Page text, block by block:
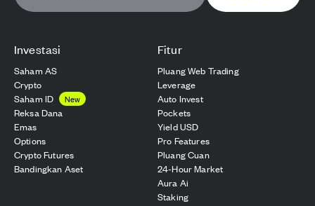
Investasi
Saham AS
Crypto
Saham ID
New
Reksa Dana
Emas
Options
Crypto Futures
Bandingkan Aset
Fitur
Pluang Web Trading
Leverage
Auto Invest
Pockets
Yield USD
Pro Features
Pluang Cuan
24-Hour Market
Aura Ai
Staking